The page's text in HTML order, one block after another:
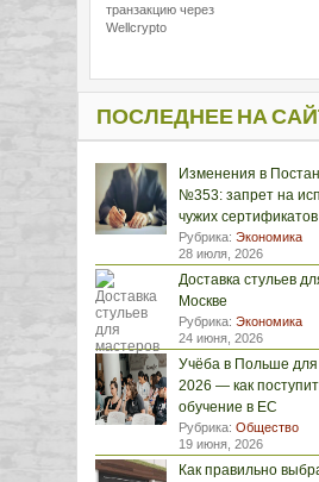
транзакцию через
Wellcrypto
ПОСЛЕДНЕЕ НА
Изменения в
№353: запрет на
чужих
Рубрика: Экономика
28 июля, 2026
Доставка стульев
Москве
Рубрика: Экономика
24 июня, 2026
Учёба в Польше для
2026 — как
обучение в ЕС
Рубрика: Общество
19 июня, 2026
Как правильно